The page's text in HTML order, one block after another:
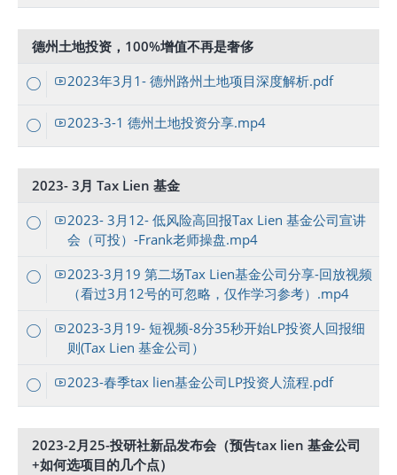
德州土地投资，100%增值不再是奢侈
2023年3月1- 德州路州土地项目深度解析.pdf
2023-3-1 德州土地投资分享.mp4
2023- 3月 Tax Lien 基金
2023- 3月12- 低风险高回报Tax Lien 基金公司宣讲
会（可投）-Frank老师操盘.mp4
2023-3月19 第二场Tax Lien基金公司分享-回放视频
（看过3月12号的可忽略，仅作学习参考）.mp4
2023-3月19- 短视频-8分35秒开始LP投资人回报细
则(Tax Lien 基金公司）
2023-春季tax lien基金公司LP投资人流程.pdf
2023-2月25-投研社新品发布会（预告tax lien 基金公司
+如何选项目的几个点）